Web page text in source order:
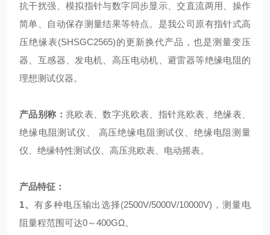
抗干扰强、模拟指针与数字同步显示、交直流两用、操作
简单、自动保存测量结果等特点。是我公司原有指针式高
压绝缘表(SHSGC2565)的更新换代产品，也是测量变压
器、互感器、发电机、高压电动机、避雷器等绝缘电阻的
理想测试仪器。
产品别称： 兆欧表 、数字兆欧表 、指针兆欧表、绝缘表、
绝缘电阻测试仪
、 高压绝缘电阻测试仪、绝缘电阻测量
仪、绝缘特性测试仪、高压兆欧表、电动摇表。
产品特征：
1、 有多种电压输出选择(2500V/5000V/10000V)，测量电
阻量程范围可达0～400GΩ。